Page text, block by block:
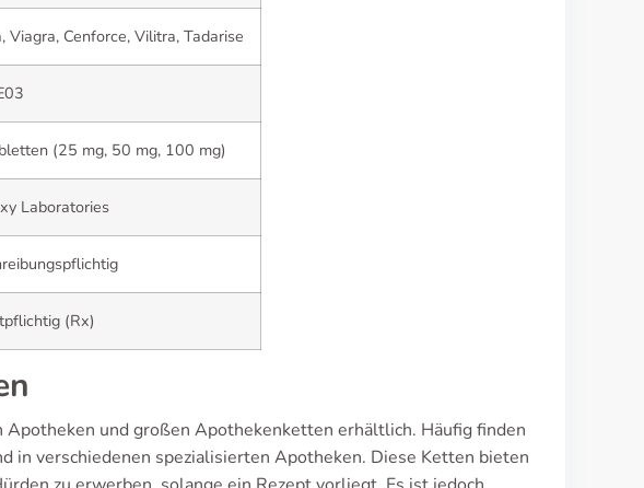
Viagra, Cenforce, Vilitra, Tadarise
(25 mg, 50 mg, 100 mg)
Laboratories
(Rx)
und großen Apothekenketten erhältlich. Häufig finden
in verschiedenen spezialisierten Apotheken. Diese Ketten bieten